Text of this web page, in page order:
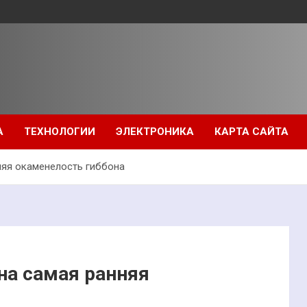
ТЕХНОЛОГИИ ЭЛЕКТРОНИКА КАРТА САЙТА
окаменелость гиббона
самая ранняя